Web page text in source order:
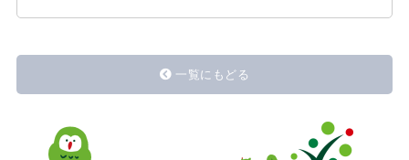
一覧にもどる